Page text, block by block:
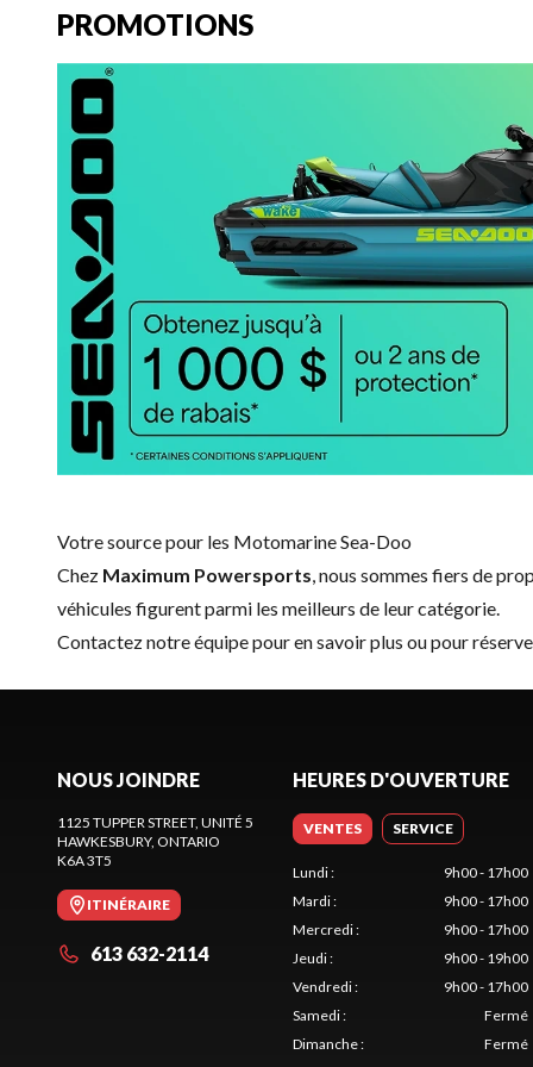
PROMOTIONS
Votre source pour les Motomarine Sea-Doo
Chez Maximum Powersports, nous sommes fiers de
véhicules figurent parmi les meilleurs de leur catégorie.
Contactez notre équipepour en savoir plus ou pour
NOUS JOINDRE
1125 TUPPER STREET, UNITÉ 5
HAWKESBURY, ONTARIO
K6A 3T5
ITINÉRAIRE
613 632-2114
HEURES D'OUVERTURE
VENTES SERVICE
Lundi:
9h00 - 17h00
Mardi:
9h00 - 17h00
Mercredi:
9h00 - 17h00
Jeudi:
9h00 - 19h00
Vendredi:
9h00 - 17h00
Samedi:
Fermé
Dimanche: Fermé